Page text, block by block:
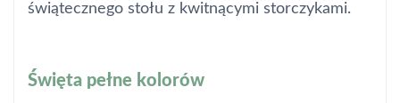
świątecznego stołu z kwitnącymi storczykami.
Święta pełne kolorów